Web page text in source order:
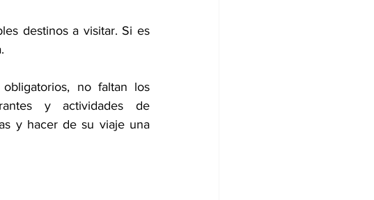
destinos a visitar. Si es
no faltan los
y actividades de
y hacer de su viaje una